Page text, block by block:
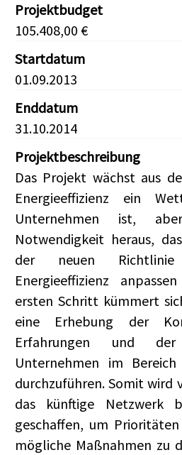
Projektbudget
105.408,00 €
Startdatum
01.09.2013
Enddatum
31.10.2014
Projektbeschreibung
Das Projekt wächst aus
Energieeffizienz ein
Unternehmen ist,
Notwendigkeit heraus,
der neuen
Energieeffizienz
ersten Schritt kümmert
eine Erhebung der
Erfahrungen und
Unternehmen im Bereich
durchzuführen. Somit wird
das künftige Netzwerk
geschaffen, um
mögliche Maßnahmen zu